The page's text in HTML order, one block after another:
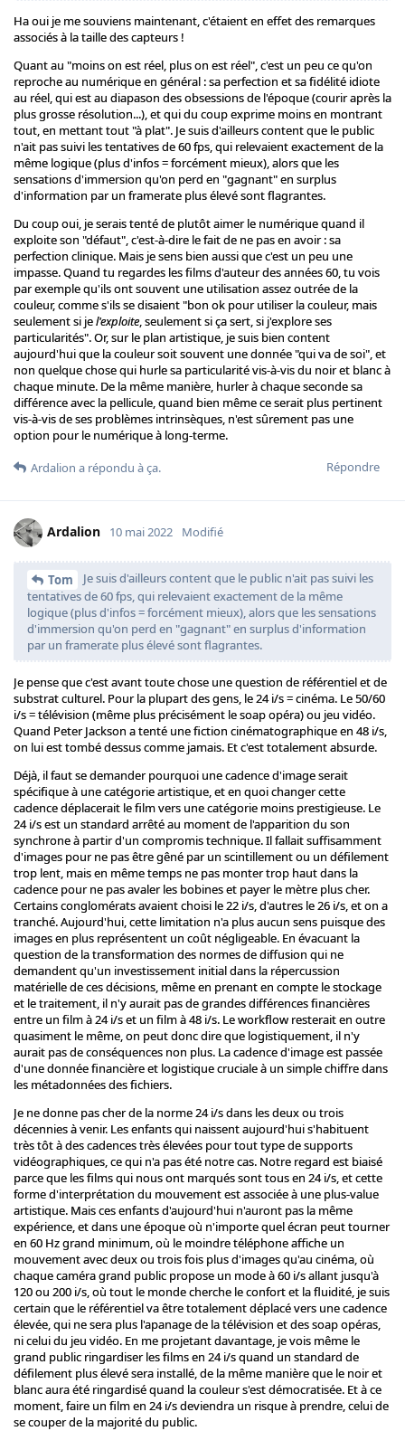
Ha oui je me souviens maintenant, c'étaient en effet des remarques
associés à la taille des capteurs !
Quant au "moins on est réel, plus on est réel", c'est un peu ce qu'on
reproche au numérique en général : sa perfection et sa fidélité idiote
au réel, qui est au diapason des obsessions de l'époque (courir après la
plus grosse résolution...), et qui du coup exprime moins en montrant
tout, en mettant tout "à plat". Je suis d'ailleurs content que le public
n'ait pas suivi les tentatives de 60 fps, qui relevaient exactement de la
même logique (plus d'infos = forcément mieux), alors que les
sensations d'immersion qu'on perd en "gagnant" en surplus
d'information par un framerate plus élevé sont flagrantes.
Du coup oui, je serais tenté de plutôt aimer le numérique quand il
exploite son "défaut", c'est-à-dire le fait de ne pas en avoir : sa
perfection clinique. Mais je sens bien aussi que c'est un peu une
impasse. Quand tu regardes les films d'auteur des années 60, tu vois
par exemple qu'ils ont souvent une utilisation assez outrée de la
couleur, comme s'ils se disaient "bon ok pour utiliser la couleur, mais
seulement si jel'exploite, seulement si ça sert, si j'explore ses
particularités". Or, sur le plan artistique, je suis bien content
aujourd'hui que la couleur soit souvent une donnée "qui va de soi", et
non quelque chose qui hurle sa particularité vis-à-vis du noir et blanc à
chaque minute. De la même manière, hurler à chaque seconde sa
différence avec la pellicule, quand bien même ce serait plus pertinent
vis-à-vis de ses problèmes intrinsèques, n'est sûrement pas une
option pour le numérique à long-terme.
Répondre
Ardalion a répondu à ça.
Ardalion 10 mai 2022 Modifié
Tom
Je suis d'ailleurs content que le public n'ait pas suivi les
tentatives de 60 fps, qui relevaient exactement de la même
logique (plus d'infos = forcément mieux), alors que les sensations
d'immersion qu'on perd en "gagnant" en surplus d'information
par un framerate plus élevé sont flagrantes.
Je pense que c'est avant toute chose une question de référentiel et de
substrat culturel. Pour la plupart des gens, le 24 i/s = cinéma. Le 50/60
i/s = télévision (même plus précisément le soap opéra) ou jeu vidéo.
Quand Peter Jackson a tenté une fiction cinématographique en 48 i/s,
on lui est tombé dessus comme jamais. Et c'est totalement absurde.
Déjà, il faut se demander pourquoi une cadence d'image serait
spécifique à une catégorie artistique, et en quoi changer cette
cadence déplacerait le film vers une catégorie moins prestigieuse. Le
24 i/s est un standard arrêté au moment de l'apparition du son
synchrone à partir d'un compromis technique. Il fallait suffisamment
d'images pour ne pas être gêné par un scintillement ou un défilement
trop lent, mais en même temps ne pas monter trop haut dans la
cadence pour ne pas avaler les bobines et payer le mètre plus cher.
Certains conglomérats avaient choisi le 22 i/s, d'autres le 26 i/s, et on a
tranché. Aujourd'hui, cette limitation n'a plus aucun sens puisque des
images en plus représentent un coût négligeable. En évacuant la
question de la transformation des normes de diffusion qui ne
demandent qu'un investissement initial dans la répercussion
matérielle de ces décisions, même en prenant en compte le stockage
et le traitement, il n'y aurait pas de grandes différences financières
entre un film à 24 i/s et un film à 48 i/s. Le workflow resterait en outre
quasiment le même, on peut donc dire que logistiquement, il n'y
aurait pas de conséquences non plus. La cadence d'image est passée
d'une donnée financière et logistique cruciale à un simple chiffre dans
les métadonnées des fichiers.
Je ne donne pas cher de la norme 24 i/s dans les deux ou trois
décennies à venir. Les enfants qui naissent aujourd'hui s'habituent
très tôt à des cadences très élevées pour tout type de supports
vidéographiques, ce qui n'a pas été notre cas. Notre regard est biaisé
parce que les films qui nous ont marqués sont tous en 24 i/s, et cette
forme d'interprétation du mouvement est associée à une plus-value
artistique. Mais ces enfants d'aujourd'hui n'auront pas la même
expérience, et dans une époque où n'importe quel écran peut tourner
en 60 Hz grand minimum, où le moindre téléphone affiche un
mouvement avec deux ou trois fois plus d'images qu'au cinéma, où
chaque caméra grand public propose un mode à 60 i/s allant jusqu'à
120 ou 200 i/s, où tout le monde cherche le confort et la fluidité, je suis
certain que le référentiel va être totalement déplacé vers une cadence
élevée, qui ne sera plus l'apanage de la télévision et des soap opéras,
ni celui du jeu vidéo. En me projetant davantage, je vois même le
grand public ringardiser les films en 24 i/s quand un standard de
défilement plus élevé sera installé, de la même manière que le noir et
blanc aura été ringardisé quand la couleur s'est démocratisée. Et à ce
moment, faire un film en 24 i/s deviendra un risque à prendre, celui de
se couper de la majorité du public.